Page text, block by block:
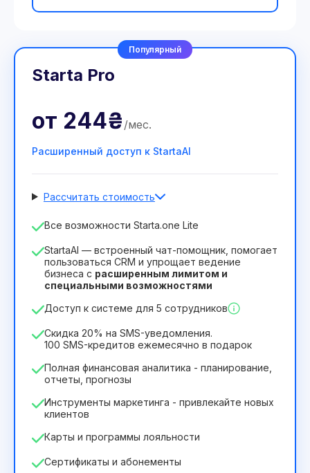
Популярный
Starta Pro
от 244₴ /мес.
Расширенный доступ к StartaAI
Рассчитать стоимость
Количество сотрудников
Срок действия лицензии
12 Months(скидка -25%) Выгодный
349₴ 244₴/месяц
Все возможности Starta.one Lite
StartaAI — встроенный чат-помощник, помогает
пользоваться CRM и упрощает ведение
бизнеса с расширенным лимитом и
специальными возможностями
Доступ к системе для 5 сотрудников
Скидка 20% на SMS-уведомления.
100 SMS-кредитов ежемесячно в подарок
Полная финансовая аналитика - планирование,
отчеты, прогнозы
Инструменты маркетинга - привлекайте новых
клиентов
Карты и программы лояльности
Сертификаты и абонементы